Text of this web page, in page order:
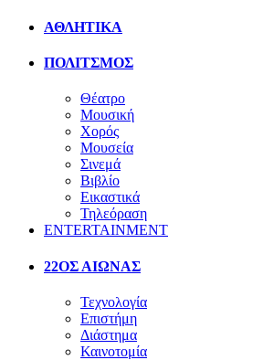
ΑΘΛΗΤΙΚΑ
ΠΟΛΙΤΣΜΟΣ
Θέατρο
Μουσική
Χορός
Μουσεία
Σινεμά
Βιβλίο
Εικαστικά
Τηλεόραση
ENTERTAINMENT
22ΟΣ ΑΙΩΝΑΣ
Τεχνολογία
Επιστήμη
Διάστημα
Καινοτομία